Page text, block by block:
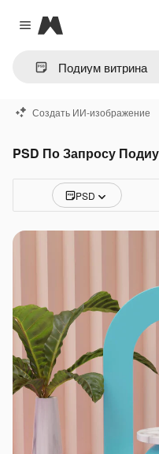
Close menu
Magnific
Создать ИИ-изображение
PSD По Запросу
PSD